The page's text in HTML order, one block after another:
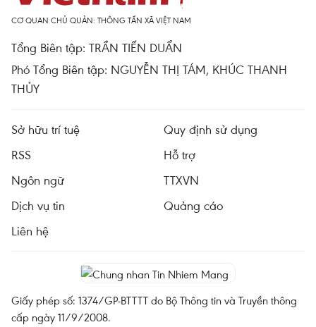
CƠ QUAN CHỦ QUẢN: THÔNG TẤN XÃ VIỆT NAM
Tổng Biên tập: TRẦN TIẾN DUẨN
Phó Tổng Biên tập: NGUYỄN THỊ TÁM, KHÚC THANH
THỦY
Sở hữu trí tuệ
Quy định sử dụng
RSS
Hỗ trợ
Ngôn ngữ
TTXVN
Dịch vụ tin
Quảng cáo
Liên hệ
Giấy phép số: 1374/GP-BTTTT do Bộ Thông tin và Truyền thông
cấp ngày 11/9/2008.